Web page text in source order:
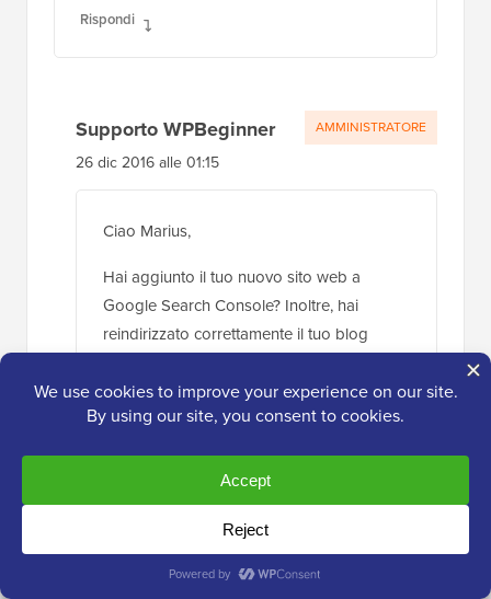
Rispondi
Supporto WPBeginner
26 dic 2016 alle 01:15
Ciao Marius,
Hai aggiunto il tuo nuovo sito web a
Google Search Console? Inoltre, hai
reindirizzato correttamente il tuo blog
nostra guida su comepassare da Blogger
a WordPress senza perdere il
AMMINISTRATORE